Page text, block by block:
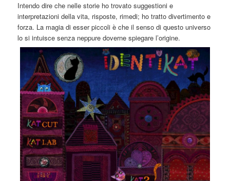
Intendo dire che nelle storie ho trovato suggestioni e
interpretazioni della vita, risposte, rimedi; ho tratto divertimento e
forza. La magia di esser piccoli è che il senso di questo universo
lo si intuisce senza neppure doverne spiegare l’origine.